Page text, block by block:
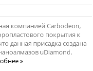
компанией Carbodeon,
покрытия к
данная присадка создана
uDiamond.
»